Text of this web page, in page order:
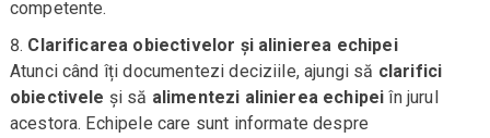
competente.
Clarificarea obiectivelor și alinierea echipei
Atunci când îți documentezi deciziile, ajungi să clarifici
obiectivele și să alimentezi alinierea echipei în jurul
acestora. Echipele care sunt informate despre